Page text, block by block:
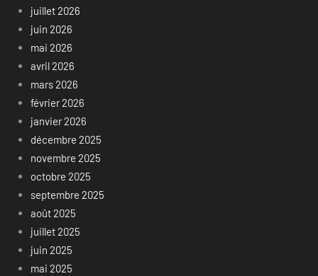
juillet 2026
juin 2026
mai 2026
avril 2026
mars 2026
février 2026
janvier 2026
décembre 2025
novembre 2025
octobre 2025
septembre 2025
août 2025
juillet 2025
juin 2025
mai 2025